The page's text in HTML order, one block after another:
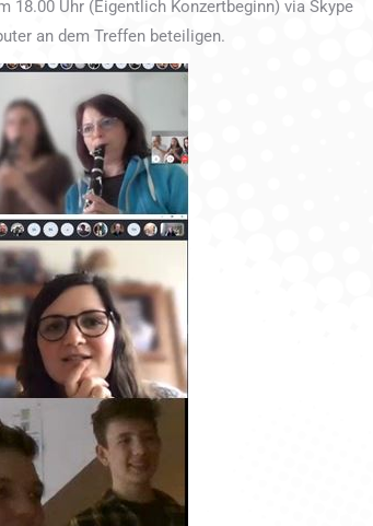
18.00 Uhr (Eigentlich Konzertbeginn) via Skype
an dem Treffen beteiligen.